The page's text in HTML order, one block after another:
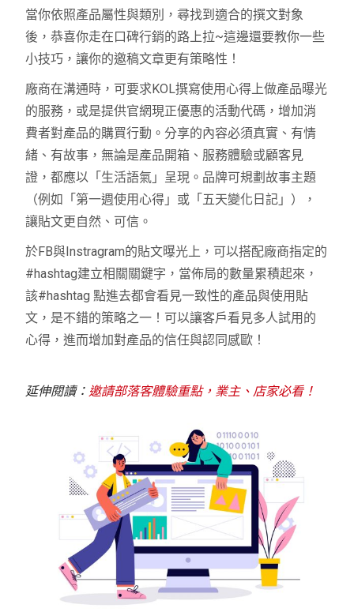
當你依照產品屬性與類別，尋找到適合的撰文對象
後，恭喜你走在口碑行銷的路上拉~這邊還要教你一些
小技巧，讓你的邀稿文章更有策略性！
廠商在溝通時，可要求KOL撰寫使用心得上做產品曝光
的服務，或是提供官網現正優惠的活動代碼，增加消
費者對產品的購買行動。分享的內容必須真實、有情
緒、有故事，無論是產品開箱、服務體驗或顧客見
證，都應以「生活語氣」呈現。品牌可規劃故事主題
（例如「第一週使用心得」或「五天變化日記」），
讓貼文更自然、可信。
於FB與Instragram的貼文曝光上，可以搭配廠商指定的
#hashtag建立相關關鍵字，當佈局的數量累積起來，
該#hashtag 點進去都會看見一致性的產品與使用貼
文，是不錯的策略之一！可以讓客戶看見多人試用的
心得，進而增加對產品的信任與認同感歐！
延伸閱讀： 邀請部落客體驗重點，業主、店家必看！